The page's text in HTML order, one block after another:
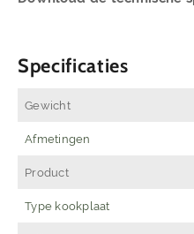
Specificaties
Gewicht
Afmetingen
Product
Type kookplaat